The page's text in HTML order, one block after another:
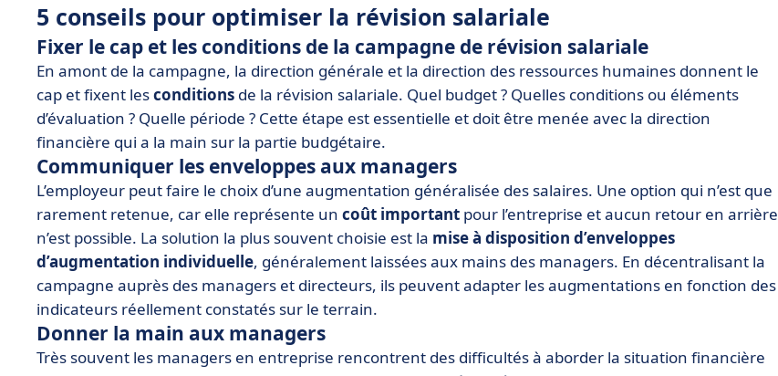
5 conseils pour optimiser la révision salariale
Fixer le cap et les conditions de la campagne de révision salariale
En amont de la campagne, la direction générale et la direction des ressources humaines donnent le
cap et fixent lesconditions de la révision salariale. Quel budget ? Quelles conditions ou éléments
d’évaluation ? Quelle période ? Cette étape est essentielle et doit être menée avec la direction
financière qui a la main sur la partie budgétaire.
Communiquer les enveloppes aux managers
L’employeur peut faire le choix d’une augmentation généralisée des salaires. Une option qui n’est que
rarement retenue, car elle représente un coût important pour l’entreprise et aucun retour en arrière
n’est possible. La solution la plus souvent choisie est la mise à disposition d’enveloppes
d’augmentation individuelle, généralement laissées aux mains des managers. En décentralisant la
campagne auprès des managers et directeurs, ils peuvent adapter les augmentations en fonction des
indicateurs réellement constatés sur le terrain.
Donner la main aux managers
Très souvent les managers en entreprise rencontrent des difficultés à aborder la situation financière